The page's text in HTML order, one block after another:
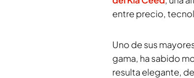
entre precio,
Uno de sus
gama, ha sabido
resulta elegante,